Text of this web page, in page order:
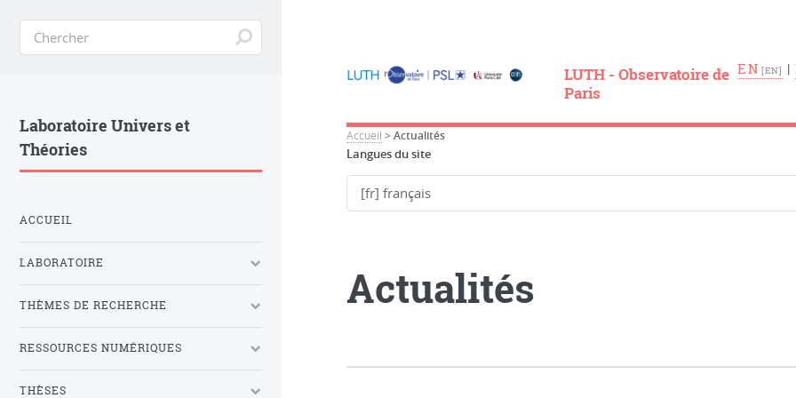
LUTH - Observatoire de
Paris
EN |
Accueil >Actualités
Langues du site
Actualités
Laboratoire Univers et
Théories
ACCUEIL
LABORATOIRE
THÈMES DE RECHERCHE
RESSOURCES NUMÉRIQUES
THÈSES